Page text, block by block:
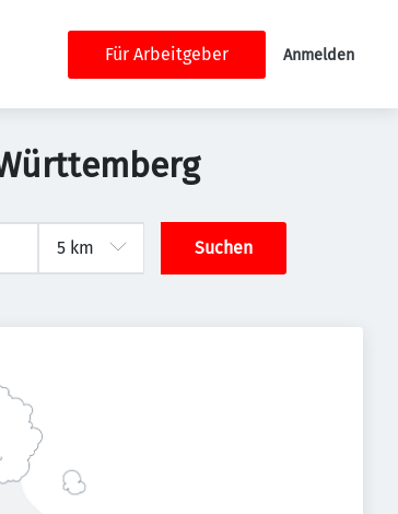
Für Arbeitgeber Anmelden
Suchen